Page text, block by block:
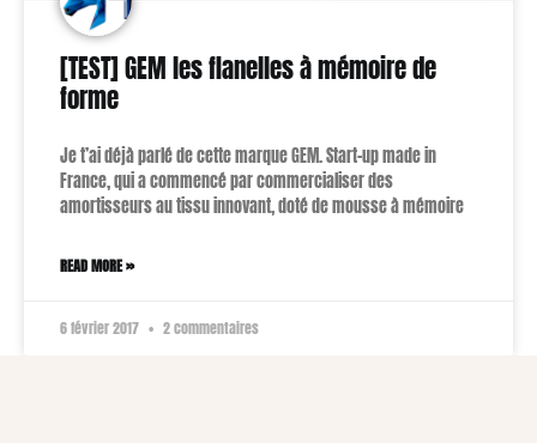
[TEST] GEM les flanelles à mémoire de
forme
Je t’ai déjà parlé de cette marque GEM. Start-up made in
France, qui a commencé par commercialiser des
amortisseurs au tissu innovant, doté de mousse à mémoire
READ MORE »
6 février 2017 2 commentaires